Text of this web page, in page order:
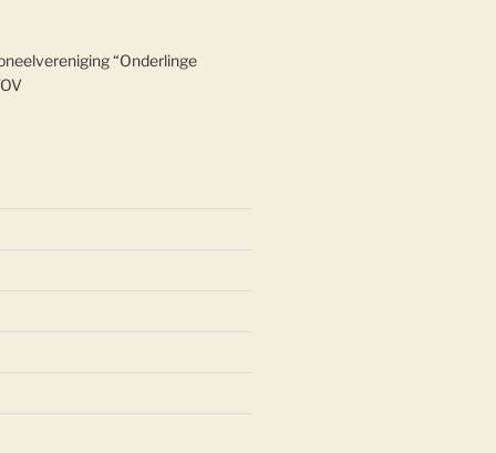
“Onderlinge